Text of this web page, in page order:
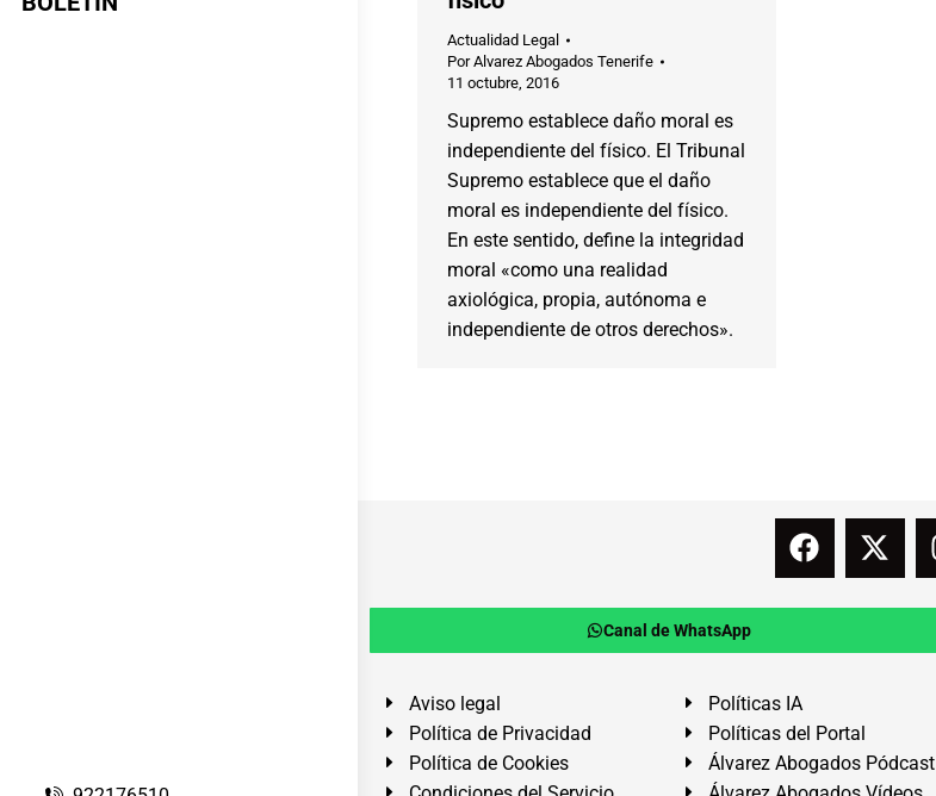
Actualidad Legal
PorAlvarez Abogados Tenerife
11 octubre, 2016
Supremo establece daño moral es
independiente del físico. El Tribunal
Supremo establece que el daño
moral es independiente del físico.
En este sentido, define la integridad
moral «como una realidad
axiológica, propia, autónoma e
independiente de otros derechos».
Canal de WhatsApp
Aviso legal
Política de Privacidad
Política de Cookies
Políticas IA
Políticas del Portal
Álvarez Abogados Pódcast